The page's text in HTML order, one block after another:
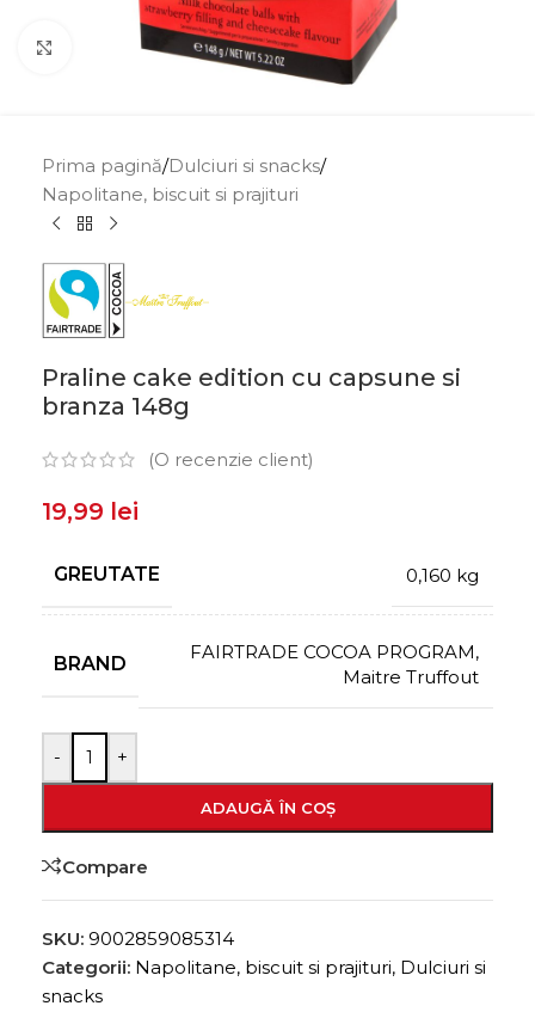
Click to enlarge
Prima pagină/Dulciuri si snacks/
Napolitane, biscuit si prajituri
Praline cake edition cu capsune si
branza 148g
(O recenzie client)
19,99 lei
GREUTATE 0,160 kg
BRAND FAIRTRADE COCOA PROGRAM,
Maitre Truffout
- +
ADAUGĂ ÎN COȘ
Compare
SKU: 9002859085314
Categorii: Napolitane, biscuit si prajituri, Dulciuri si
snacks